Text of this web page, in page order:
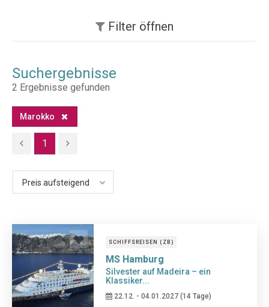
Filter öffnen
Suchergebnisse
2 Ergebnisse gefunden
Marokko
1
SCHIFFSREISEN (ZB)
MS Hamburg
Silvester auf Madeira – ein
Klassiker...
22.12. - 04.01.2027 (14 Tage)